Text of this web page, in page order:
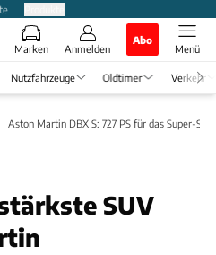
Marken Anmelden
Abo
Menü
Nutzfahrzeuge Oldtimer Verkehr
Aston Martin DBX S: 727 PS für das Super-
SUV